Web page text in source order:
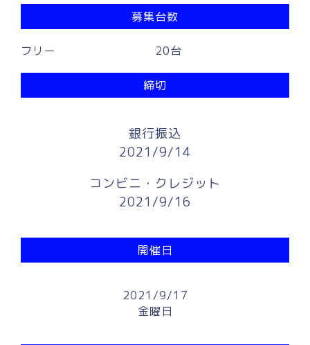
募集台数
フリー 20台
締切
銀行振込
2021/9/14
コンビニ・クレジット
2021/9/16
開催日
2021/9/17
金曜日